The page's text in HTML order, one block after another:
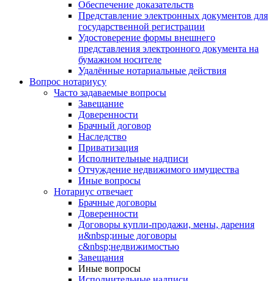
Обеспечение доказательств
Представление электронных документов для
государственной регистрации
Удостоверение формы внешнего
представления электронного документа на
бумажном носителе
Удалённые нотариальные действия
Вопрос нотариусу
Часто задаваемые вопросы
Завещание
Доверенности
Брачный договор
Наследство
Приватизация
Исполнительные надписи
Отчуждение недвижимого имущества
Иные вопросы
Нотариус отвечает
Брачные договоры
Доверенности
Договоры купли-продажи, мены, дарения
и&nbsp;иные договоры
с&nbsp;недвижимостью
Завещания
Иные вопросы